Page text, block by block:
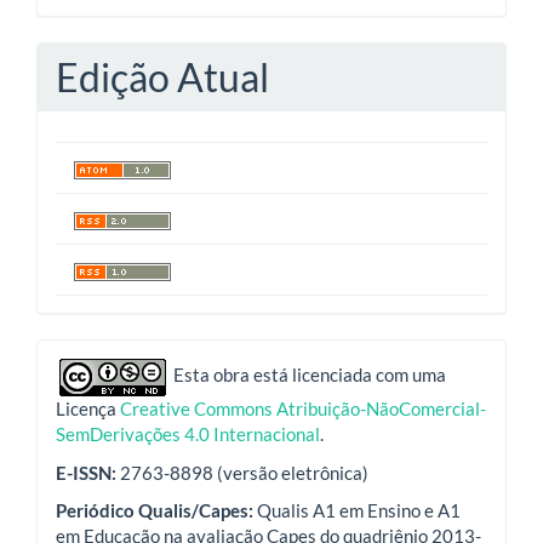
Edição Atual
indexadoresEsta obra está licenciada com uma
Licença Creative Commons Atribuição-NãoComercial-
SemDerivações 4.0 Internacional.
E-ISSN: 2763-8898 (versão eletrônica)
Periódico Qualis/Capes: Qualis A1 em Ensino e A1
em Educação na avaliação Capes do quadriênio 2013-